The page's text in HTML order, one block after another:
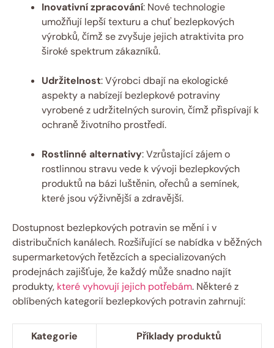
Inovativní zpracování: Nové ⁣technologie
umožňují lepší texturu a chuť bezlepkových
‌výrobků, čímž se ⁤zvyšuje jejich atraktivita pro
široké ​spektrum zákazníků.
Udržitelnost: Výrobci dbají na ekologické
aspekty​ a‍ nabízejí bezlepkové potraviny
vyrobené z udržitelných surovin, čímž přispívají k
ochraně životního prostředí.
Rostlinné alternativy: Vzrůstající zájem⁢ o⁤
rostlinnou‌ stravu vede k vývoji bezlepkových
produktů na bázi luštěnin,⁢ ořechů a semínek,
které jsou výživnější a zdravější.
Dostupnost bezlepkových potravin se mění​ i v
distribučních kanálech. Rozšiřující se nabídka v běžných
supermarketových řetězcích a specializovaných
‌prodejnách zajišťuje, že každý může snadno najít
produkty, které vyhovují⁣ jejich potřebám. Některé z
oblíbených kategorií‌ bezlepkových potravin zahrnují:
Kategorie Příklady produktů